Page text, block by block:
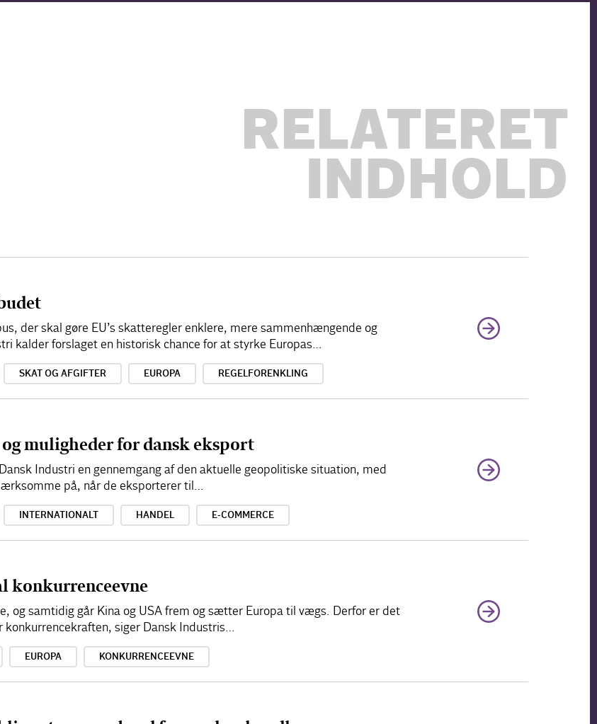
RELATERET
INDHOLD
der skal gøre EU’s skatteregler enklere, mere sammenhængende og
kalder forslaget en historisk chance for at styrke Europas…
SKAT OG AFGIFTER EUROPA REGELFORENKLING
muligheder for dansk eksport
Industri en gennemgang af den aktuelle geopolitiske situation, med
på, når de eksporterer til…
INTERNATIONALT HANDEL E-COMMERCE
konkurrenceevne
og samtidig går Kina og USA frem og sætter Europa til vægs. Derfor er det
siger Dansk Industris…
EUROPA KONKURRENCEEVNE